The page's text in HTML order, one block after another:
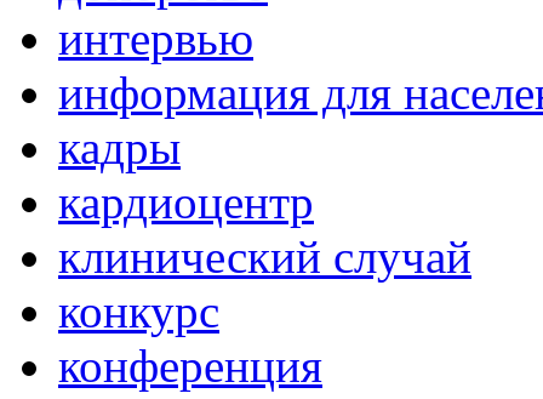
интервью
информация для
кадры
кардиоцентр
клинический случай
конкурс
конференция